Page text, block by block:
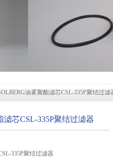
油雾聚酯滤芯CSL-335P聚结过滤
滤芯CSL-335P聚结过滤器
335P聚结过滤器